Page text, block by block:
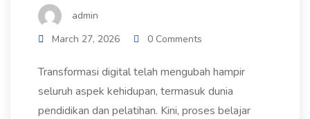
admin
March 27, 2026
0 Comments
Transformasi digital telah mengubah hampir
seluruh aspek kehidupan, termasuk dunia
pendidikan dan pelatihan. Kini, proses belajar